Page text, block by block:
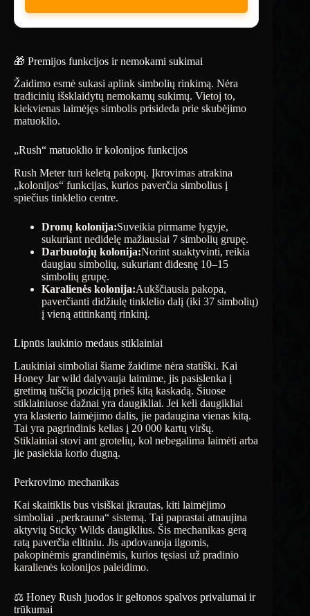
🎁 Premijos funkcijos ir nemokami sukimai
Žaidimo esmė sukasi aplink simbolių rinkimą. Nėra
tradicinių išsklaidytų nemokamų sukimų. Vietoj to,
kiekvienas laimėjęs simbolis prisideda prie skubėjimo
matuoklio.
„Rush“ matuoklio ir kolonijos funkcijos
Rush Meter turi keletą pakopų. Įkrovimas atrakina
„kolonijos“ funkcijas, kurios paverčia simbolius į
spiečius tinklelio centre.
Dronų kolonija:Suveikia pirmame lygyje,
sukuriant nedidelę mažiausiai 7 simbolių grupę.
Darbuotojų kolonija:Norint suaktyvinti, reikia
daugiau simbolių, sukuriant didesnę 10–15
simbolių grupę.
Karalienės kolonija:Aukščiausia pakopa,
paverčianti didžiulę tinklelio dalį (iki 37 simbolių)
į vieną atitinkantį rinkinį.
Lipnūs laukinio medaus stiklainiai
Laukiniai simboliai šiame žaidime nėra statiški. Kai
Honey Jar wild dalyvauja laimime, jis pasislenka į
gretimą tuščią poziciją prieš kitą kaskadą. Šiuose
stiklainiuose dažnai yra daugikliai. Jei keli daugikliai
yra klasterio laimėjimo dalis, jie padaugina vienas kitą.
Tai yra pagrindinis kelias į 20 000 kartų viršų.
Stiklainiai stovi ant grotelių, kol nebegalima laimėti arba
jie pasiekia korio dugną.
Perkrovimo mechanikas
Kai skaitiklis bus visiškai įkrautas, kiti laimėjimo
simboliai „perkrauna“ sistemą. Tai paprastai atnaujina
aktyvių Sticky Wilds daugiklius. Šis mechanikas gerą
ratą paverčia elitiniu. Jis apdovanoja ilgomis,
pakopinėmis grandinėmis, kurios tęsiasi už pradinio
karalienės kolonijos paleidimo.
⚖️ Honey Rush juodos ir geltonos spalvos privalumai ir
trūkumai